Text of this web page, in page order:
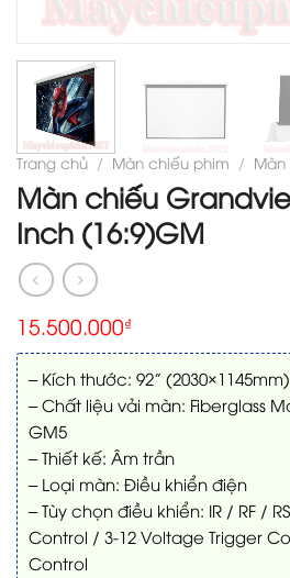
Trang chủ / Màn chiếu phim /
Màn chiếu
Inch (16:9)GM
15.500.000₫
– Kích thước: 92” (2030×1145mm)
– Chất liệu vải màn: Fiberglass
GM5
– Thiết kế: Âm trần
– Loại màn: Điều khiển điện
– Tùy chọn điều khiển: IR / RF /
Control / 3-12 Voltage Trigger
Control